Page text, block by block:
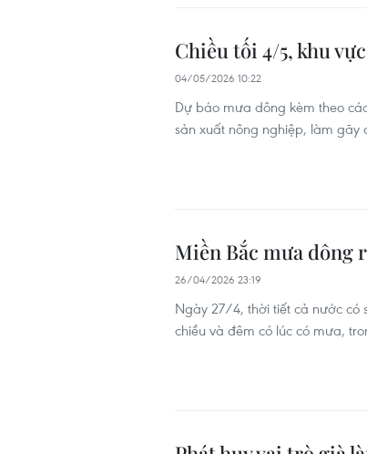
Chiều tối 4/5, khu
04/05/2026 10:22
Dự báo mưa dông kèm theo
sản xuất nông nghiệp, làm gãy
Miền Bắc mưa dông
26/04/2026 23:19
Ngày 27/4, thời tiết cả nước có
chiều và đêm có lúc có mưa,